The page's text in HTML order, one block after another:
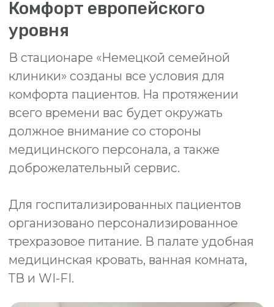
Запись на прием
Получить подробную информацию и
записаться на прием можно по телефону: